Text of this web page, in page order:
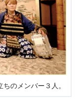
のメンバー３人。